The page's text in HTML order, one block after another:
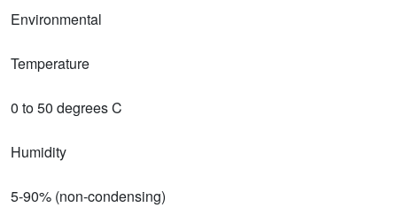
Environmental
Temperature
0 to 50 degrees C
Humidity
5-90% (non-condensing)